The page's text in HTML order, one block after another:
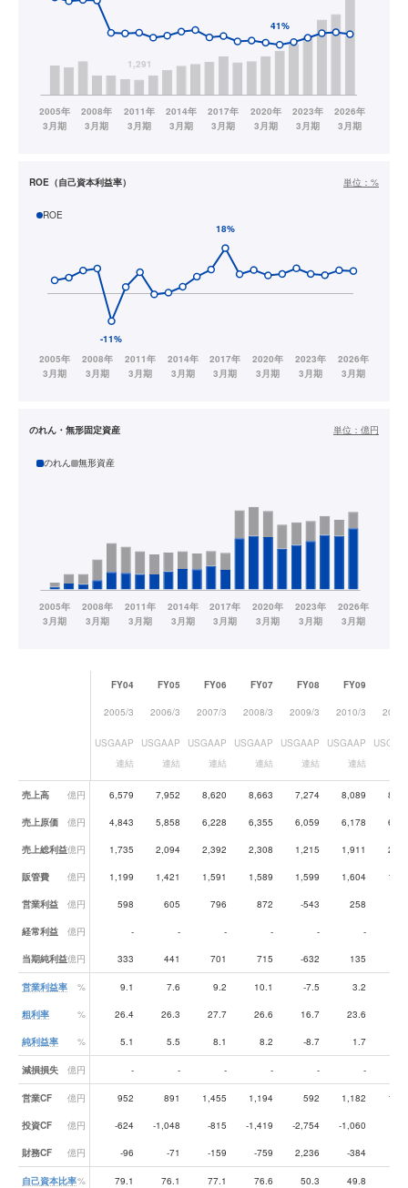
ROE（自己資本利益率） 単位： %
ROE
のれん・無形固定資産 単位： 億円
のれん 無形資産
業績データ一覧
FY04 FY05 FY06 FY07 FY08 FY09
2005/3 2006/3 2007/3 2008/3 2009/3 2010/3
USGAAP
連結
USGAAP
連結
USGAAP
連結
USGAAP
連結
USGAAP
連結
USGAAP
連結
売上高 億円 6,579 7,952 8,620 8,663 7,274 8,089
売上原価 億円 4,843 5,858 6,228 6,355 6,059 6,178
売上総利益億円 1,735 2,094 2,392 2,308 1,215 1,911
販管費 億円 1,199 1,421 1,591 1,589 1,599 1,604
営業利益 億円 598 605 796 872 -543 258
経常利益 億円 - - - - - -
当期純利益億円 333 441 701 715 -632 135
営業利益率 % 9.1 7.6 9.2 10.1 -7.5 3.2
粗利率 % 26.4 26.3 27.7 26.6 16.7 23.6
純利益率 % 5.1 5.5 8.1 8.2 -8.7 1.7
減損損失 億円 - - - - - -
営業CF 億円 952 891 1,455 1,194 592 1,182
投資CF 億円 -624 -1,048 -815 -1,419 -2,754 -1,060
財務CF 億円 -96 -71 -159 -759 2,236 -384
自己資本比率% 79.1 76.1 77.1 76.6 50.3 49.8